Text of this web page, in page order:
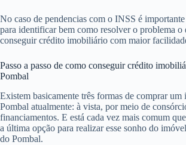
No caso de pendencias com o INSS é
para identificar bem como resolver o problema o
conseguir crédito imobiliário com maior
Passo a passo de como conseguir crédito
Pombal
Existem basicamente três formas de comprar
Pombal atualmente: à vista, por meio de
financiamentos. E está cada vez mais comum
a última opção para realizar esse sonho do
do Pombal.